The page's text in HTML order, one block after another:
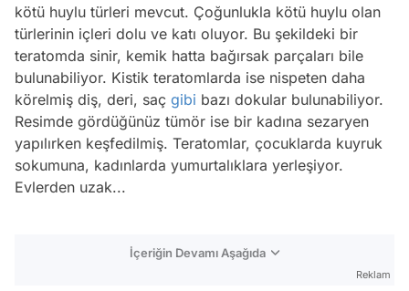
kötü huylu türleri mevcut. Çoğunlukla kötü huylu olan
türlerinin içleri dolu ve katı oluyor. Bu şekildeki bir
teratomda sinir, kemik hatta bağırsak parçaları bile
bulunabiliyor. Kistik teratomlarda ise nispeten daha
körelmiş diş, deri, saç gibi bazı dokular bulunabiliyor.
Resimde gördüğünüz tümör ise bir kadına sezaryen
yapılırken keşfedilmiş. Teratomlar, çocuklarda kuyruk
sokumuna, kadınlarda yumurtalıklara yerleşiyor.
Evlerden uzak...
İçeriğin Devamı Aşağıda
Reklam